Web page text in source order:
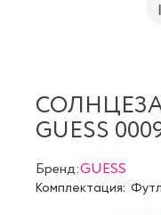
GUESS
Бренд:GUESS
Комплектация: